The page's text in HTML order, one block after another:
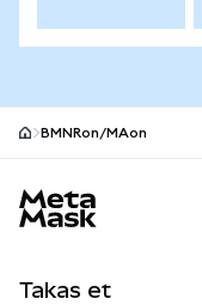
BMNRon/MAon
Takas et